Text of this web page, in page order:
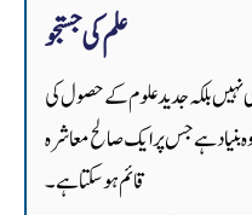
علم کی جستجو
بلکہ جدید علوم کے حصول کی
ہے جس پر ایک صالح معاشرہ
قائم ہو سکتا ہے۔